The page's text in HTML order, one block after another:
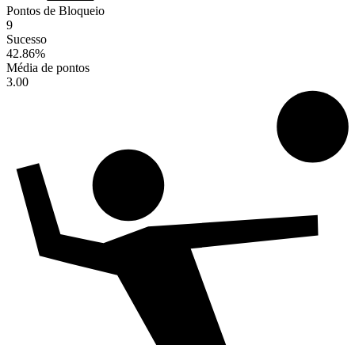
Pontos de Bloqueio
9
Sucesso
42.86%
Média de pontos
3.00